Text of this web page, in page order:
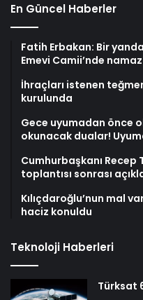
En Güncel Haberler
Fatih Erbakan: Bir
Emevi Camii’nde namaz
İhraçları istenen
kurulunda
Gece uyumadan önce
okunacak dualar!
Cumhurbaşkanı Recep
toplantısı sonrası
Kılıçdaroğlu’nun mal
haciz konuldu
Teknoloji Haberleri
Türksat